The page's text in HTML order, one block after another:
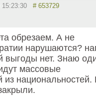
15:23:30 # 653729
обрезаем. А не
нарушаются?
выгоды нет. Знаю
массовые
из национальностей.